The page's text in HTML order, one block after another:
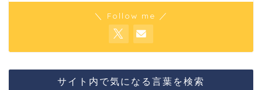
＼ Follow me ／
サイト内で気になる言葉を検索